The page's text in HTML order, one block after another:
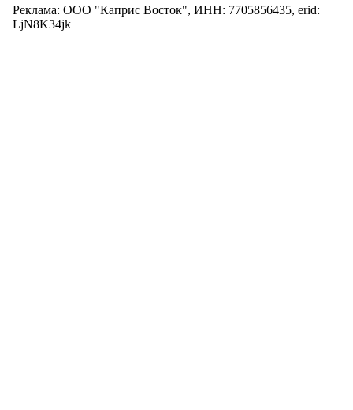
Реклама: ООО "Каприс Восток", ИНН: 7705856435, erid:
LjN8K34jk